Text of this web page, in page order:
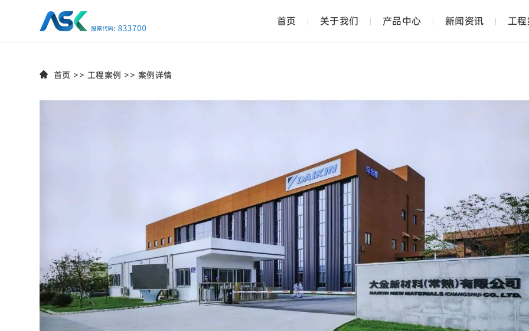
首页 关于我们 产品中心 新闻资讯 工
首页 >> 工程案例 >> 案例详情